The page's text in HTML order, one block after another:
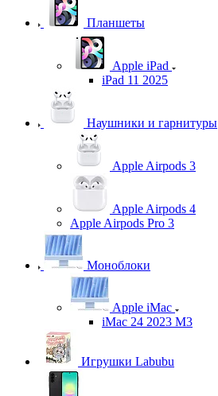
Планшеты
Apple iPad
iPad 11 2025
Наушники и гарнитуры
Apple Airpods 3
Apple Airpods 4
Apple Airpods Pro 3
Моноблоки
Apple iMac
iMac 24 2023 M3
Игрушки Labubu